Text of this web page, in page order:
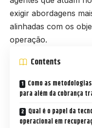
exigir abordagens
alinhadas com os
operação.
Contents
Como as
para além da cobrança
Qual é o papel da
operacional em